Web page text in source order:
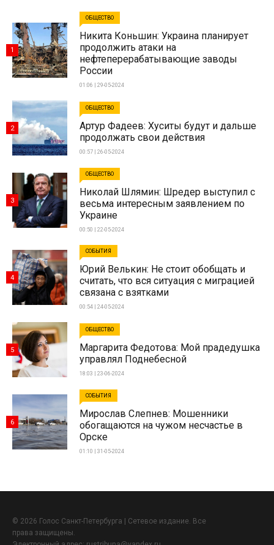
ОБЩЕСТВО
Никита Коньшин: Украина планирует
продолжить атаки на
нефтеперерабатывающие заводы
России
01:06 | 29-05-2024
1
ОБЩЕСТВО
Артур Фадеев: Хуситы будут и дальше
продолжать свои действия
00:57 | 26-05-2024
2
ОБЩЕСТВО
Николай Шлямин: Шредер выступил с
весьма интересным заявлением по
Украине
00:50 | 22-05-2024
3
СОБЫТИЯ
Юрий Велькин: Не стоит обобщать и
считать, что вся ситуация с миграцией
связана с взятками
00:54 | 24-05-2024
4
ОБЩЕСТВО
Маргарита Федотова: Мой прадедушка
управлял Поднебесной
18:03 | 23-06-2024
5
СОБЫТИЯ
Мирослав Слепнев: Мошенники
обогащаются на чужом несчастье в
Орске
01:10 | 31-05-2024
6
© 2026 Голос Санкт-Петербурга | Сетевое издание. Все
права защищены.